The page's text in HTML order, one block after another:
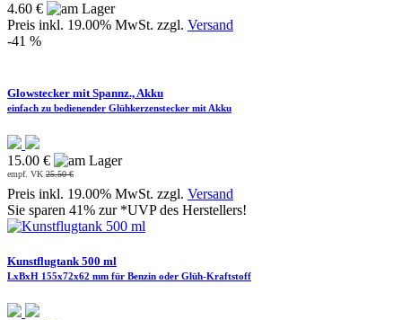
4.60 €
Preis inkl. 19.00% MwSt. zzgl. Versand
-41 %
Glowstecker mit Spannz., Akku
einfach zu bedienender Glühkerzenstecker mit Akku
15.00 €
empf. VK 25.50 €
Preis inkl. 19.00% MwSt. zzgl. Versand
Sie sparen 41% zur *UVP des Herstellers!
Kunstflugtank 500 ml
LxBxH 155x72x62 mm für Benzin oder Glüh-Kraftstoff